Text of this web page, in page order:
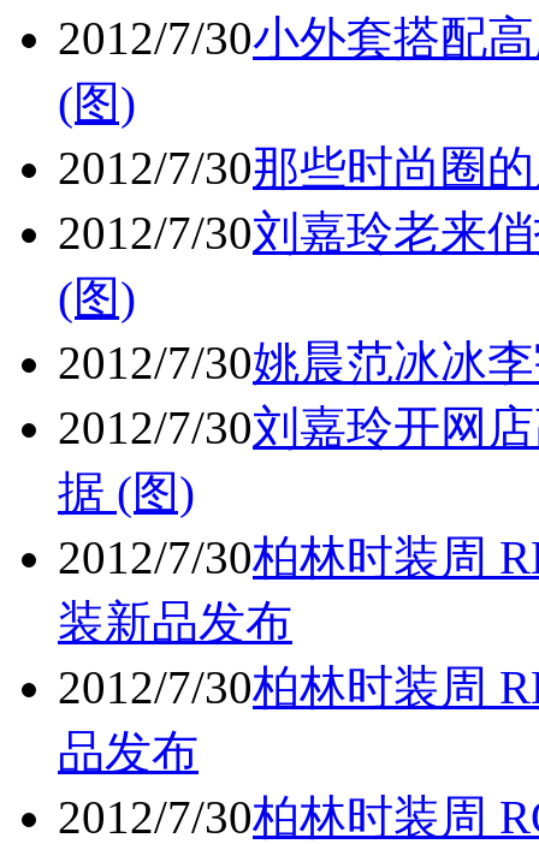
2012/7/30小外套搭配
(图)
2012/7/30那些时尚圈
2012/7/30刘嘉玲老来
(图)
2012/7/30姚晨范冰冰
2012/7/30刘嘉玲开网
据 (图)
2012/7/30柏林时装周
装新品发布
2012/7/30柏林时装周
品发布
2012/7/30柏林时装周